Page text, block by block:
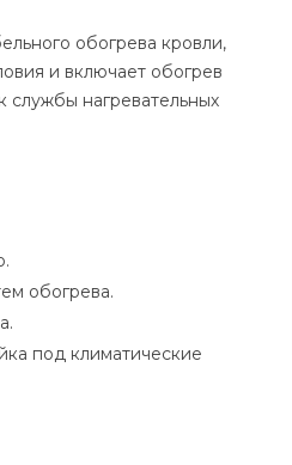
обогрева кровли,
и включает обогрев
службы нагревательных
обогрева.
под климатические